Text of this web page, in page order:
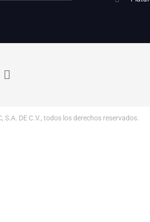
S.A. DE C.V., todos los derechos reservados.